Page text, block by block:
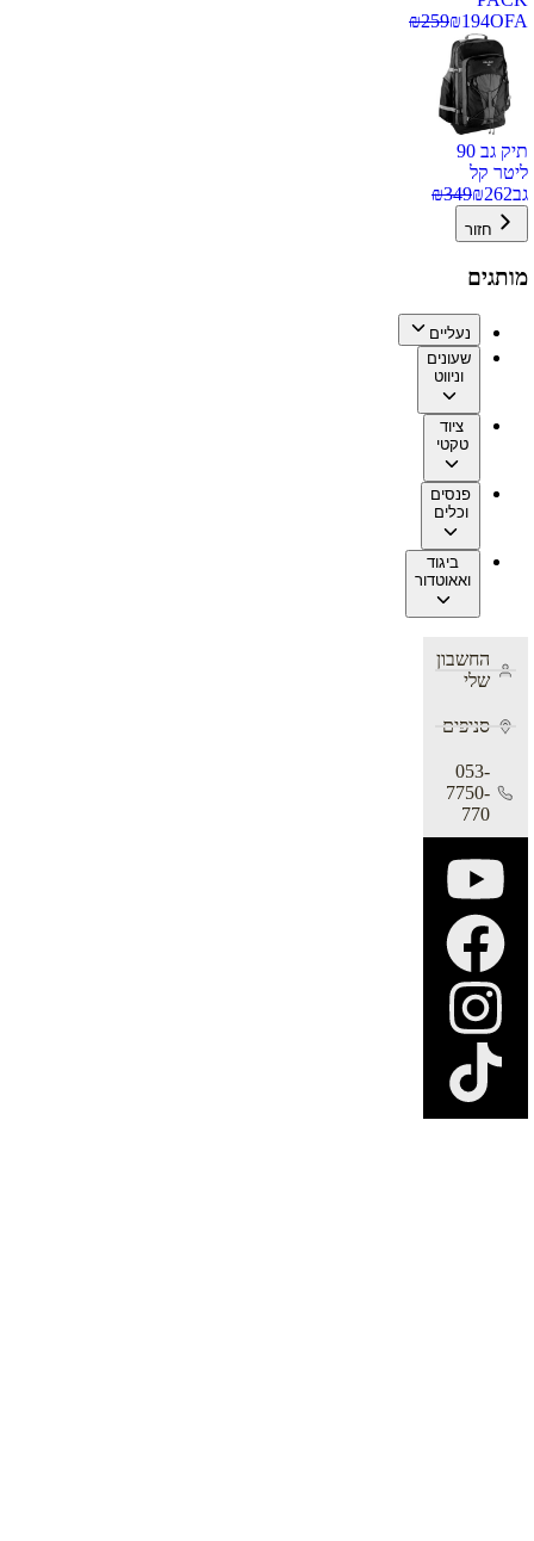
OFA
₪194
₪259
תיק גב 90
ליטר קל
גב
₪262
₪349
חזור
מותגים
נעליים
שעונים
וניווט
ציוד
טקטי
פנסים
וכלים
ביגוד
ואאוטדור
החשבון
שלי
סניפים
053-
7750-
770